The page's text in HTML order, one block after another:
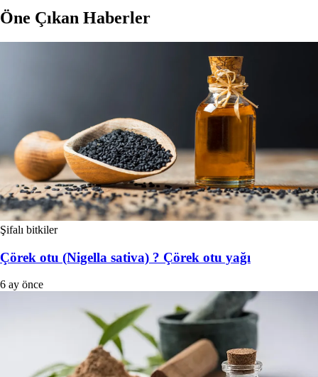
Öne Çıkan Haberler
Şifalı bitkiler
Çörek otu (Nigella sativa) ? Çörek otu yağı
6 ay önce